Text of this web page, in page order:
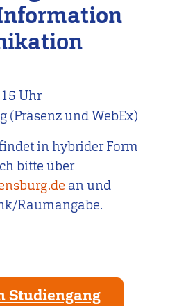
to
instead.
Uhr
(Präsenz und WebEx)
in hybrider Form
bitte über
an und
Raumangabe.
Studiengang